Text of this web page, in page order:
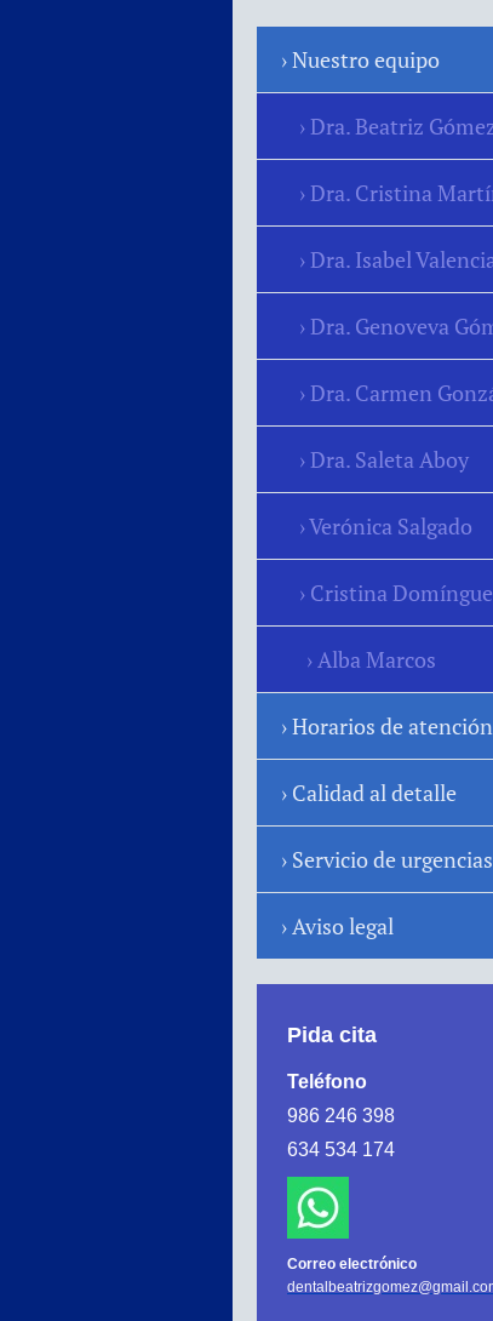
Nuestro equipo
Dra. Beatriz
Dra. Cristina
Dra. Isabel
Dra. Genoveva
Dra. Carmen
Dra. Saleta Aboy
Verónica Salgado
Cristina
Alba Marcos
Horarios de atención
Calidad al detalle
Servicio de urgencias
Aviso legal
Pida cita
Teléfono
986 246 398
634 534 174
Correo electrónico